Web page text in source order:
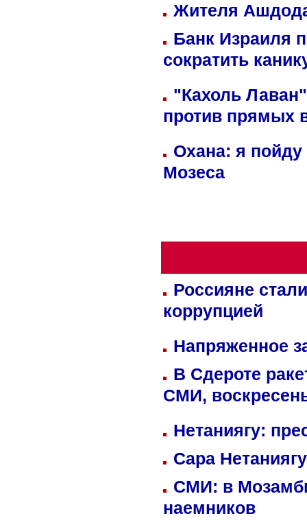
Жителя
Банк Израиля
сократить
"Кахоль
против прямых
Охана: я пойду
Мозеса
Россияне
коррупцией
Напряженное
В Сдероте
СМИ,
Нетаниягу:
Сара
СМИ: в
наемников